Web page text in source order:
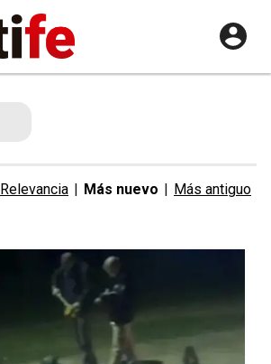
Relevancia | Más nuevo | Más antiguo